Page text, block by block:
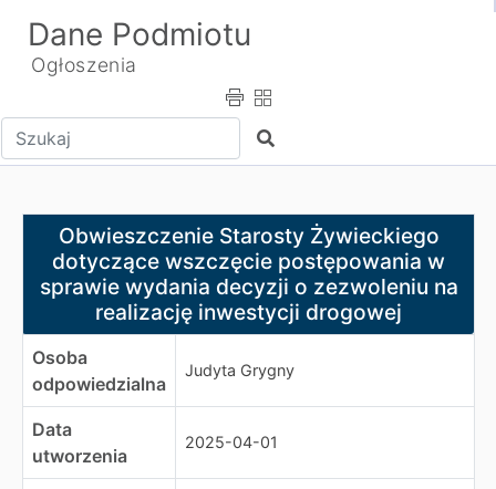
Dane Podmiotu
Ogłoszenia
Wpisz tekst do wyszukania Szukaj
Obwieszczenie Starosty Żywieckiego dotyczące
Obwieszczenie Starosty Żywieckiego
dotyczące wszczęcie postępowania w
sprawie wydania decyzji o zezwoleniu na
realizację inwestycji drogowej
Osoba
odpowiedzialna
Judyta Grygny
Data
utworzenia
2025-04-01